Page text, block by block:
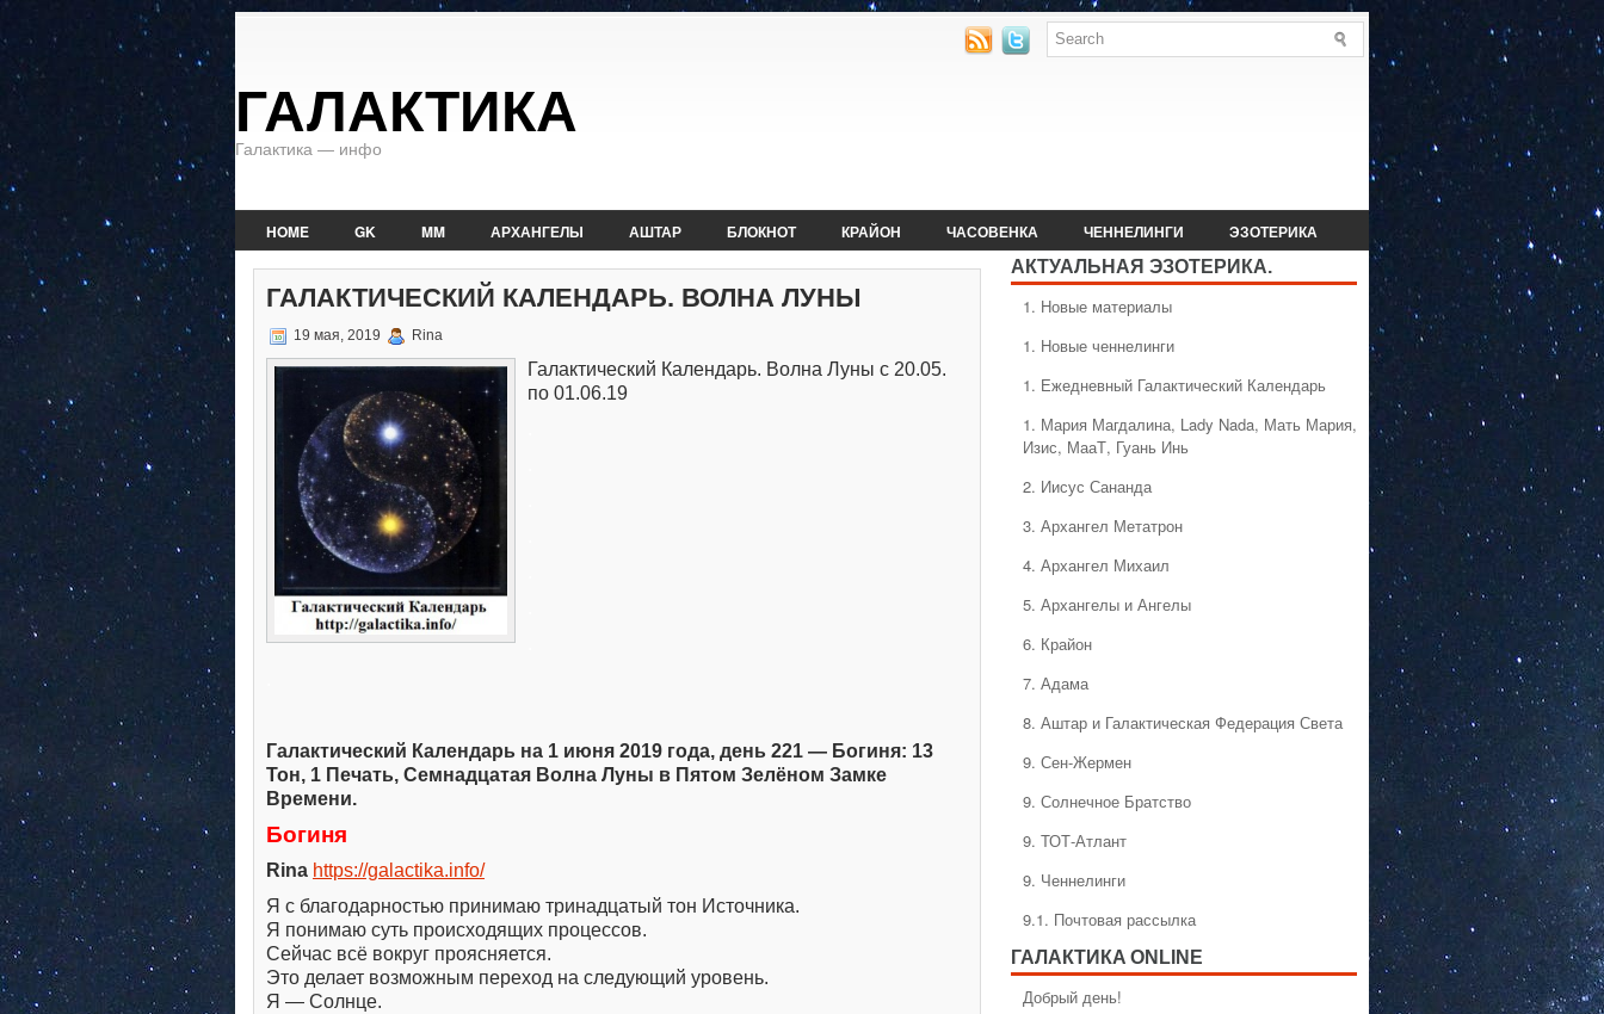
ГАЛАКТИКА
Галактика — инфо
HOME GK MM АРХАНГЕЛЫ АШТАР БЛОКНОТ КРАЙОН ЧАСОВЕНКА ЧЕННЕЛИНГИ ЭЗОТЕРИКА
ГАЛАКТИЧЕСКИЙ КАЛЕНДАРЬ. ВОЛНА ЛУНЫ
19 мая, 2019 Rina
Галактический Календарь. Волна Луны с 20.05.
по 01.06.19
Галактический Календарь на 1 июня 2019 года, день 221 — Богиня: 13
Тон, 1 Печать, Семнадцатая Волна Луны в Пятом Зелёном Замке
Времени.
Богиня
Rina https://galactika.info/
Я с благодарностью принимаю тринадцатый тон Источника.
Я понимаю суть происходящих процессов.
Сейчас всё вокруг проясняется.
Это делает возможным переход на следующий уровень.
Я — Солнце.
АКТУАЛЬНАЯ ЭЗОТЕРИКА.
1. Hовые материалы
1. Hовые ченнелинги
1. Ежедневный Галактический Календарь
1. Мария Магдалина, Lady Nada, Мать Мария,
Изис, МааТ, Гуань Инь
2. Иисус Сананда
3. Архангел Метатрон
4. Архангел Михаил
5. Архангелы и Ангелы
6. Крайон
7. Адама
8. Аштар и Галактическая Федерация Света
9. Сен-Жермен
9. Солнечное Братство
9. ТОТ-Атлант
9. Ченнелинги
9.1. Почтовая рассылка
ГАЛАКТИКA ONLINE
Добрый день!